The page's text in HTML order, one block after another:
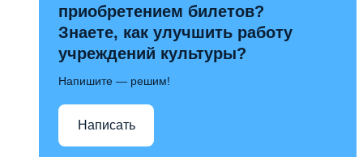
приобретением билетов?
Знаете, как улучшить работу
учреждений культуры?
Напишите — решим!
Написать